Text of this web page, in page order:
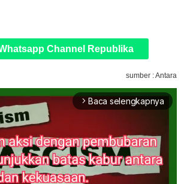
Channel Republika
sumber : Antara
arrow_forward_ios Baca selengkapnya